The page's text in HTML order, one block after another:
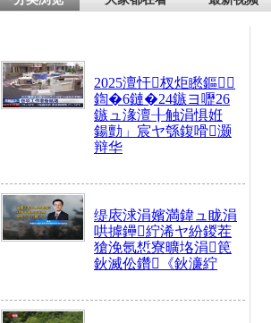
2025澶忓杈炬矁鏂
鍧�6鏈�24鏃ヨ嚦26
鏃ュ湪澶╂触涓惧姙
鍚勯」宸ヤ綔鍑嗗灏
辩华
缇庡浗涓嬪満鍏ュ眬涓
哄摢鑸紵浠ヤ紛鍐茬
獊浼氬惁寮曠垎涓笢
鈥滅伀鑽《鈥濓紵